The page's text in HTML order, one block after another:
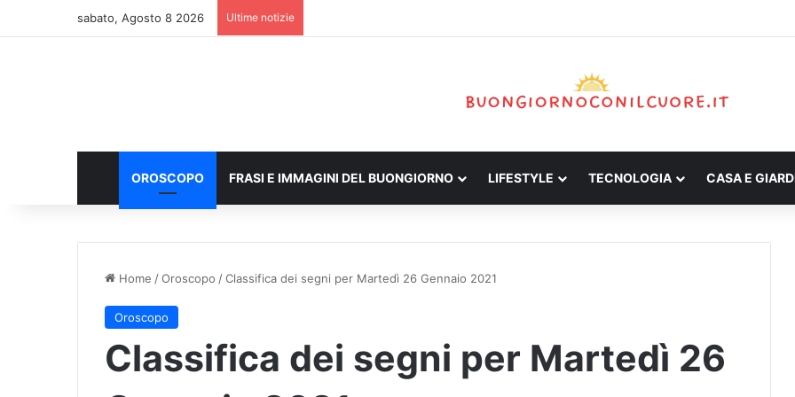
sabato, Agosto 8 2026 Ultime notizie
OROSCOPO FRASI E IMMAGINI DEL BUONGIORNO LIFESTYLE TECNOLOGIA CASA E
Home /Oroscopo /Classifica dei segni per Martedì 26 Gennaio 2021
Oroscopo
Classifica dei segni per Martedì 26